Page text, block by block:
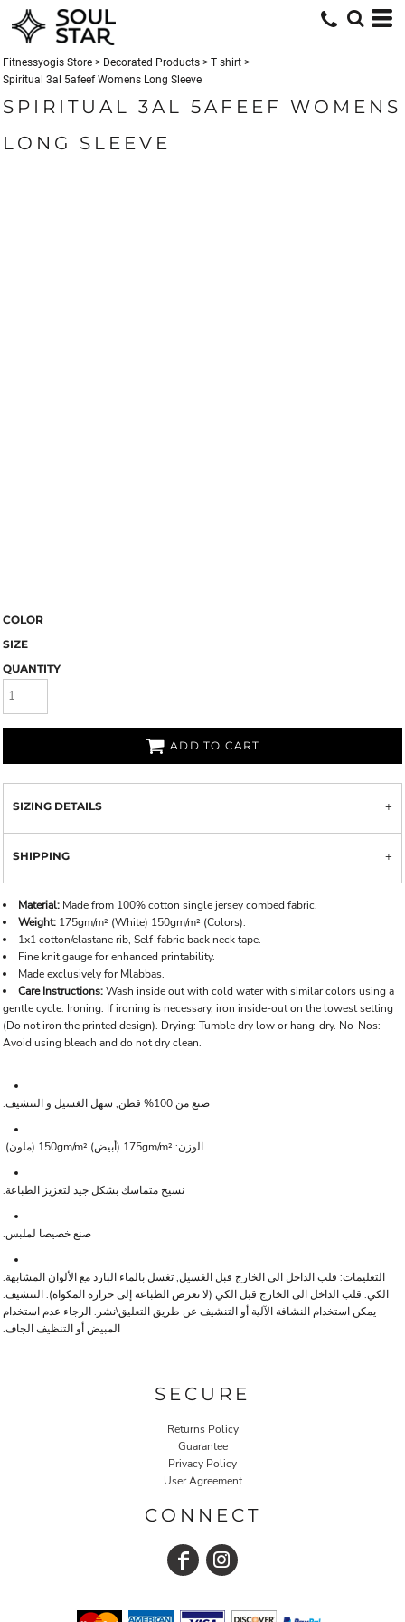
Fitnessyogis Store > Decorated Products > T shirt >
Spiritual 3al 5afeef Womens Long Sleeve
SPIRITUAL 3AL 5AFEEF WOMENS
LONG SLEEVE
COLOR
SIZE
QUANTITY
ADD TO CART
SIZING DETAILS
SHIPPING
Material: Made from 100% cotton single jersey combed fabric.
Weight: 175gm/m² (White) 150gm/m² (Colors).
1x1 cotton/elastane rib, Self-fabric back neck tape.
Fine knit gauge for enhanced printability.
Made exclusively for Mlabbas.
Care Instructions:Wash inside out with cold water with similar colors using a
gentle cycle. Ironing: If ironing is necessary, iron inside-out on the lowest setting
(Do not iron the printed design). Drying: Tumble dry low or hang-dry. No-Nos:
Avoid using bleach and do not dry clean.
صنع من 100% قطن, سهل الغسيل و التنشيف.
الوزن: 175gm/m² (أبيض) 150gm/m² (ملون).
نسيج متماسك بشكل جيد لتعزيز الطباعة.
صنع خصيصا لملبس.
التعليمات: قلب الداخل الى الخارج قبل الغسيل, تغسل بالماء البارد مع الألوان المشابهة.
الكي: قلب الداخل الى الخارج قبل الكي (لا تعرض الطباعة إلى حرارة المكواة). التنشيف:
يمكن استخدام النشافة الآلية أو التنشيف عن طريق التعليق\نشر. الرجاء عدم استخدام
المبيض أو التنظيف الجاف.
SECURE
Returns Policy
Guarantee
Privacy Policy
User Agreement
CONNECT